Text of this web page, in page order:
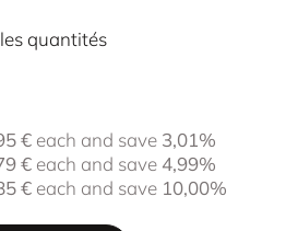
quantités
€ each and save 3,01%
€ each and save 4,99%
€ each and save 10,00%